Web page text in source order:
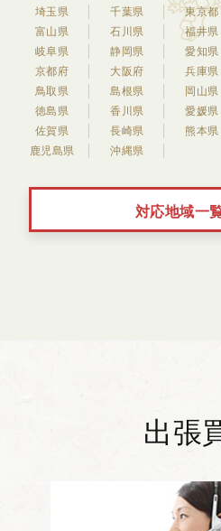
埼玉県
千葉県 東京都
富山県
石川県 福井県
岐阜県
静岡県 愛知県
京都府
大阪府 兵庫県
鳥取県
島根県 岡山県
徳島県
香川県 愛媛県
佐賀県
長崎県 熊本県
鹿児島県
沖縄県
対応地域一
出張